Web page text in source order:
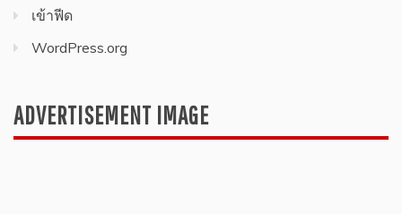
เข้าฟีด
WordPress.org
ADVERTISEMENT IMAGE